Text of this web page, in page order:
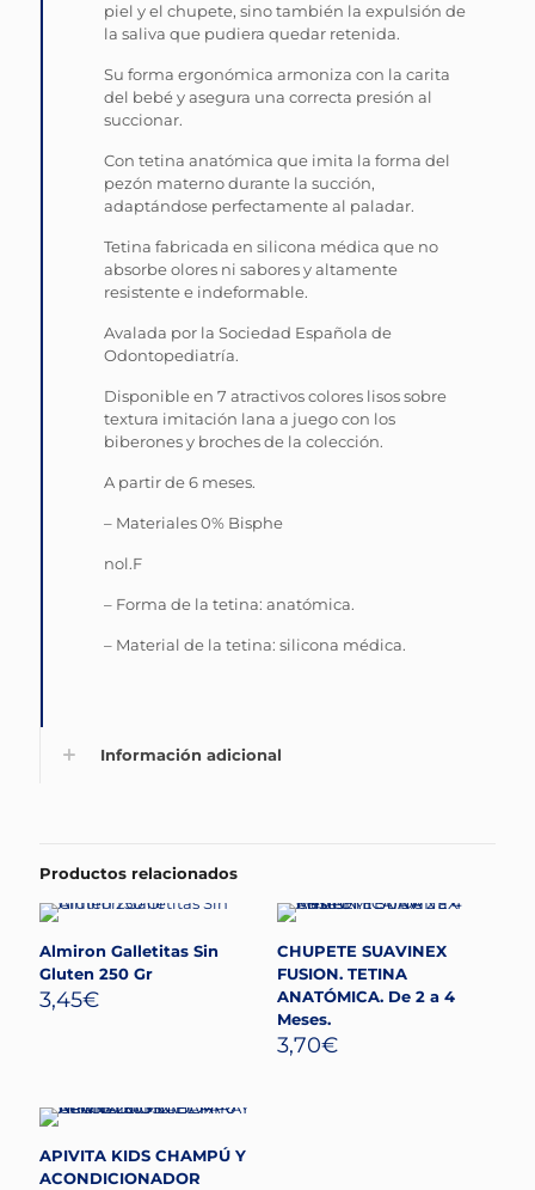
piel y el chupete, sino también la expulsión de
la saliva que pudiera quedar retenida.
Su forma ergonómica armoniza con la carita
del bebé y asegura una correcta presión al
succionar.
Con tetina anatómica que imita la forma del
pezón materno durante la succión,
adaptándose perfectamente al paladar.
Tetina fabricada en silicona médica que no
absorbe olores ni sabores y altamente
resistente e indeformable.
Avalada por la Sociedad Española de
Odontopediatría.
Disponible en 7 atractivos colores lisos sobre
textura imitación lana a juego con los
biberones y broches de la colección.
A partir de 6 meses.
– Materiales 0% Bisphe
nol.F
– Forma de la tetina: anatómica.
– Material de la tetina: silicona médica.
Información adicional
Productos relacionados
Almiron Galletitas Sin
Gluten 250 Gr
3,45€
CHUPETE SUAVINEX
FUSION. TETINA
ANATÓMICA. De 2 a 4
Meses.
3,70€
APIVITA KIDS CHAMPÚ Y
ACONDICIONADOR